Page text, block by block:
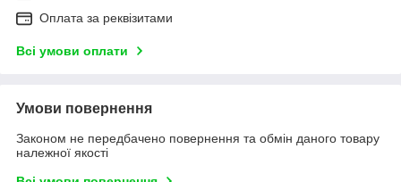
Оплата за реквізитами
Всі умови оплати
Умови повернення
Законом не передбачено повернення та обмін даного товару
належної якості